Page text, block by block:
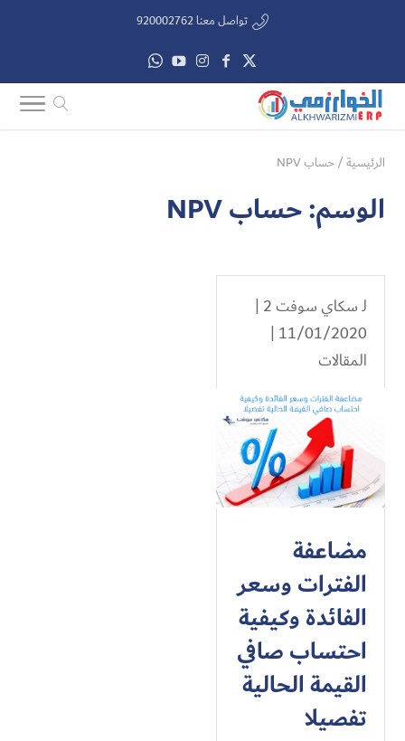
تواصل معنا 920002762
الرئيسية/حساب NPV
الوسم:حساب NPV
لـسكاي سوفت 2
|
11/01/2020 |
المقالات
مضاعفة
الفترات وسعر
الفائدة وكيفية
احتساب صافي
القيمة الحالية
تفصيلا